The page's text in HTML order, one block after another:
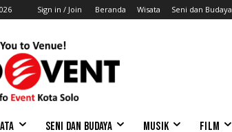
Sign in / Join Beranda Wisata Seni dan Budaya
SENI DAN BUDAYA MUSIK FILM